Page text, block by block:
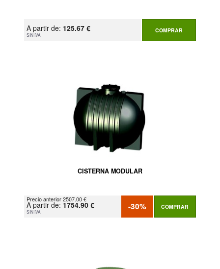
A partir de: 125.67 €
SIN IVA
COMPRAR
CISTERNA MODULAR
Precio anterior 2507.00 €
A partir de: 1754.90 €
SIN IVA -30% COMPRAR